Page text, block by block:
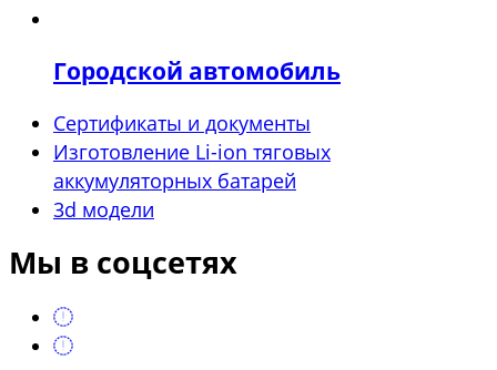
Городской автомобиль
Сертификаты и документы
Изготовление Li-ion тяговых
аккумуляторных батарей
3d модели
Мы в соцсетях